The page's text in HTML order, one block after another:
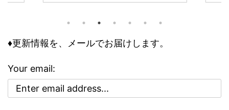
て知
、ど
精
周囲
て、お話しします。 子供の頃、ノス
怖れ、その恐怖と不安が日常に溶け込
でした。 けれどもそこには、人類滅
亡シナリオをエンタメとして楽しむ、
奇妙な空気も存在していました。 ノ
合、
♦更新情報を、メールでお届けします。
Your email: